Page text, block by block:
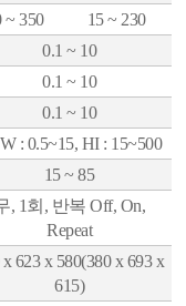
~ 350
15 ~ 230
0.1 ~ 10
0.1 ~ 10
0.1 ~ 10
: 0.5~15, HI : 15~500
15 ~ 85
, 1회, 반복 Off, On,
Repeat
x 623 x 580(380 x 693 x
615)